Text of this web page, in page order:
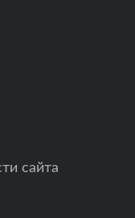
сайта